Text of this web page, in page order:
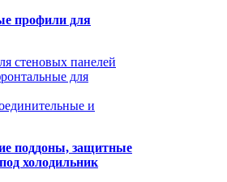
профили для
стеновых панелей
для
и
поддоны, защитные
холодильник